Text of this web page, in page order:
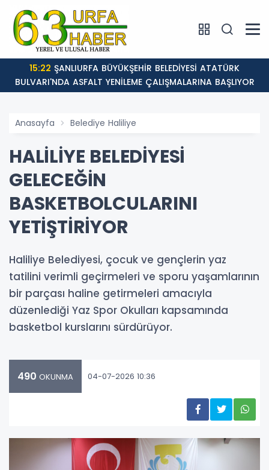
15:22
BULVARI'NDA ASFALT YENİLEME ÇALIŞMALARINA BAŞLIYOR
Anasayfa Belediye Haliliye
HALİLİYE BELEDİYESİ
GELECEĞİN
BASKETBOLCULARINI
YETİŞTİRİYOR
Haliliye Belediyesi, çocuk ve gençlerin yaz
tatilini verimli geçirmeleri ve sporu yaşamlarının
bir parçası haline getirmeleri amacıyla
düzenlediği Yaz Spor Okulları kapsamında
basketbol kurslarını sürdürüyor.
490 OKUNMA 04-07-2026 10:36